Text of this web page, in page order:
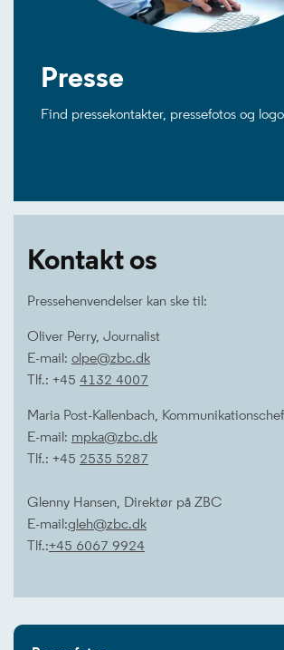
Presse
Find pressekontakter, pressefotos og
Kontakt os
Pressehenvendelser kan ske til:
Oliver Perry, Journalist
E-mail: olpe@zbc.dk
Tlf.: +45 4132 4007
Maria Post-Kallenbach, Kommunikationschef
E-mail: mpka@zbc.dk
Tlf.: +45 2535 5287
Glenny Hansen, Direktør på ZBC
E-mail:gleh@zbc.dk
Tlf.:+45 6067 9924